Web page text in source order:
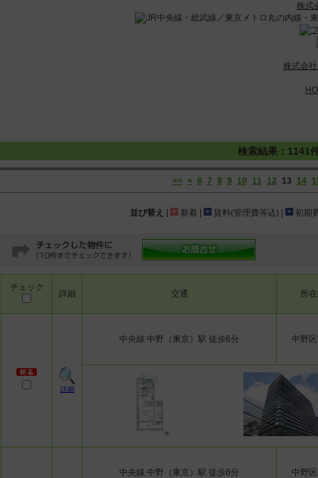
株式
株式会
検索結果：1141
<< < 6 7 8 9 10 11 12 13 14
並び替え [ 新着 | 賃料(管理費等込) | 初期
チェック
詳細 交通 所
詳細
中央線 中野（東京）駅 徒歩6分 中野
中央線 中野（東京）駅 徒歩6分 中野